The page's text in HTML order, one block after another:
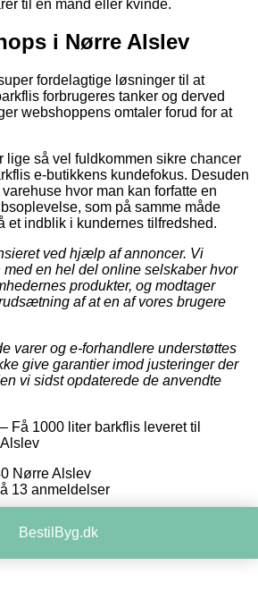
til en mand eller kvinde.
i Nørre Alslev
fordelagtige løsninger til at
forbrugeres tanker og derved
webshoppens omtaler forud for at
lige så vel fuldkommen sikre chancer
e-butikkens kundefokus. Desuden
hvor man kan forfatte en
som på samme måde
et indblik i kundernes tilfredshed.
ved hjælp af annoncer. Vi
en hel del online selskaber hvor
produkter, og modtager
af at en af vores brugere
varer og e-forhandlere understøttes
give garantier imod justeringer der
vi sidst opdaterede de anvendte
– Få 1000 liter barkflis leveret til
Nørre Alslev
13 anmeldelser
BestilByg.dk